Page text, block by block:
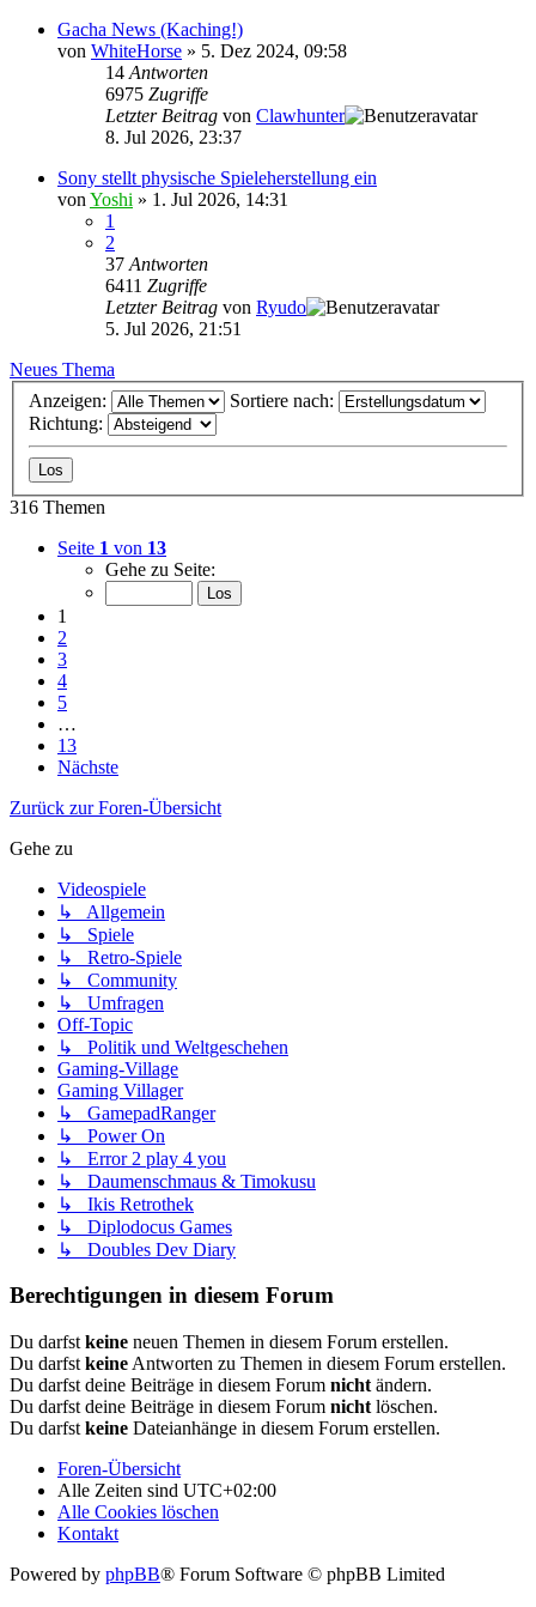
Gacha News (Kaching!)
von WhiteHorse » 5. Dez 2024, 09:58
14 Antworten
6975 Zugriffe
Letzter Beitrag von Clawhunter
8. Jul 2026, 23:37
Sony stellt physische Spieleherstellung ein
von Yoshi » 1. Jul 2026, 14:31
1
2
37 Antworten
6411 Zugriffe
Letzter Beitrag von Ryudo
5. Jul 2026, 21:51
Neues Thema
Anzeigen:
Sortiere nach:
Richtung:
316 Themen
Seite 1 von 13
Gehe zu Seite:
1
2
3
4
5
…
13
Nächste
Zurück zur Foren-Übersicht
Gehe zu
Videospiele
↳ Allgemein
↳ Spiele
↳ Retro-Spiele
↳ Community
↳ Umfragen
Off-Topic
↳ Politik und Weltgeschehen
Gaming-Village
Gaming Villager
↳ GamepadRanger
↳ Power On
↳ Error 2 play 4 you
↳ Daumenschmaus & Timokusu
↳ Ikis Retrothek
↳ Diplodocus Games
↳ Doubles Dev Diary
Berechtigungen in diesem Forum
Du darfst keine neuen Themen in diesem Forum erstellen.
Du darfst keine Antworten zu Themen in diesem Forum erstellen.
Du darfst deine Beiträge in diesem Forum nicht ändern.
Du darfst deine Beiträge in diesem Forum nicht löschen.
Du darfst keine Dateianhänge in diesem Forum erstellen.
Foren-Übersicht
Alle Zeiten sind UTC+02:00
Alle Cookies löschen
Kontakt
Powered by phpBB® Forum Software © phpBB Limited